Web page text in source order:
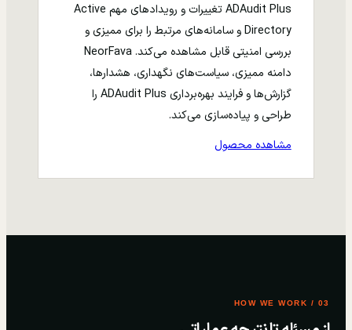
ADAudit Plus تغییرات و رویدادهای مهم Active
Directory و سامانه‌های مرتبط را برای ممیزی و
بررسی امنیتی قابل مشاهده می‌کند. NeorFava
دامنه ممیزی، سیاست‌های نگهداری، هشدارها،
گزارش‌ها و فرایند بهره‌برداری ADAudit Plus را
طراحی و پیاده‌سازی می‌کند.
مشاهده محصول
03 / HOW WE WORK